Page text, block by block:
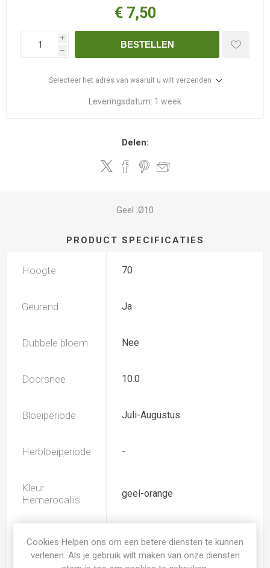
€ 7,50
i
h
BESTELLEN
Selecteer het adres van waaruit u wilt verzenden
Leveringsdatum: 1 week
Delen:
Geel .Ø10
PRODUCT SPECIFICATIES
Hoogte 70
Geurend Ja
Dubbele bloem Nee
Doorsnee 10.0
Bloeiperiode Juli-Augustus
Herbloeiperiode -
Kleur
Hemerocallis
geel-orange
Spider
Cookies Helpen ons om een betere diensten te kunnen
verlenen. Als je gebruik wilt maken van onze diensten